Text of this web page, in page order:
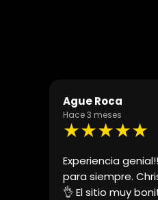
Agueda 19
Hace 3 meses
★★★★★
Coches
cómodo la
cochazo y